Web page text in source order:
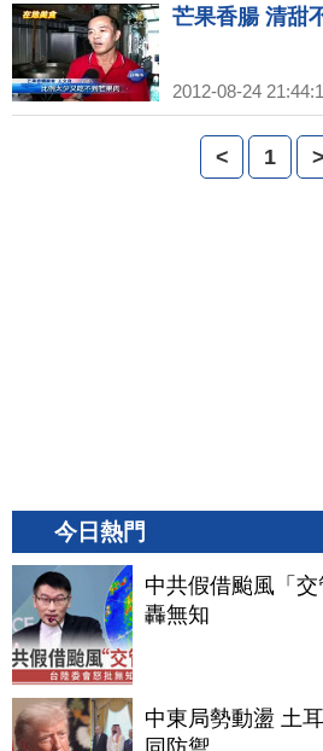
芒果香腸 清甜
2012-08-24
< 1 >
今日熱門
中共假借颱風「
轟無知
中東局勢動盪 土